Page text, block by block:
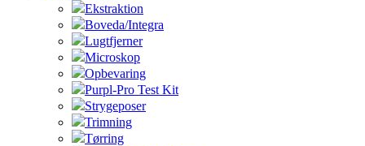
Ekstraktion
Boveda/Integra
Lugtfjerner
Microskop
Opbevaring
Purpl-Pro Test Kit
Strygeposer
Trimning
Tørring